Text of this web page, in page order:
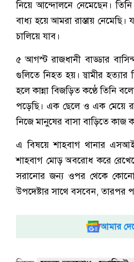
নিয়ে আন্দোলনে নেমেছেন।
বাধ্য হয়ে আমরা রাস্তায়
চালিয়ে যাব।
৫ আগস্ট রাজধানী বাড্ডার
গুলিতে নিহত হয়। স্বামীর হত্যার
হলে কান্না বিজড়িত কণ্ঠে তিনি
পড়েছি। এক ছেলে ও এক মেয়ে
নিজে মানুষের বাসা বাড়িতে কাজ
এ বিষয়ে শাহবাগ থানার
শাহবাগ মোড় অবরোধ করে
সরানোর জন্য ওপর থেকে কোনো
উপদেষ্টার সাথে বসবেন, তারপর
আমার